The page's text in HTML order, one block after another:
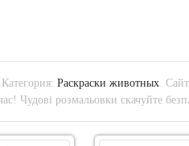
Раскраски животных.
Чудові розмальовки скачуйте